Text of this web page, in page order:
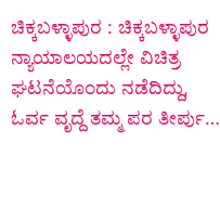
ಚಿಕ್ಕಬಳ್ಳಾಪುರ : ಚಿಕ್ಕಬಳ್ಳಾಪುರ
ನ್ಯಾಯಾಲಯದಲ್ಲೇ ವಿಚಿತ್ರ
ಘಟನೆಯೊಂದು ನಡೆದಿದ್ದು,
ಓರ್ವ ವೃದ್ದೆ ತಮ್ಮ ಪರ ತೀರ್ಪು…